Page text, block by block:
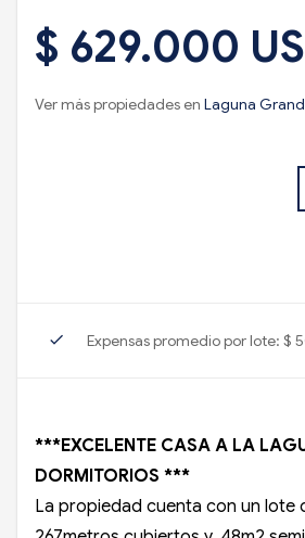
$ 629.000
Ver más propiedades en Laguna
check Expensas promedio por lote: $
***EXCELENTE CASA A LA
DORMITORIOS ***
La propiedad cuenta con un lote